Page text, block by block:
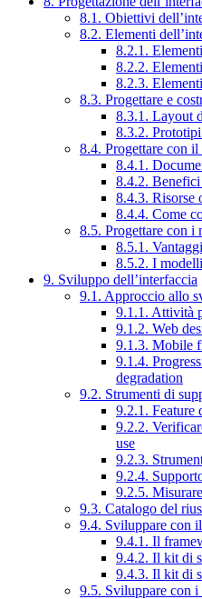
8.1. Obiettivi
8.2. Elementi
8.2.1.
8.2.2.
8.2.3.
8.3. Progettare e
8.3.1. Layout
8.3.2.
8.4. Progettare con
8.4.1.
8.4.2. Benefici
8.4.3. Risorse
8.4.4. Come
8.5. Progettare con i
8.5.1.
8.5.2. I
9. Sviluppo dell’interfaccia
9.1. Approccio allo
9.1.1. Attività
9.1.2. Web
9.1.3. Mobile
9.1.4.
degradation
9.2. Strumenti di
9.2.1. Feature
9.2.2.
use
9.2.3.
9.2.4.
9.2.5.
9.3. Catalogo del
9.4. Sviluppare con
9.4.1. Il
9.4.2. Il kit di
9.4.3. Il kit di
9.5. Sviluppare con